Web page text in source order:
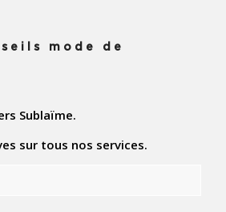
mode de
Sublaïme.
sur tous nos services.